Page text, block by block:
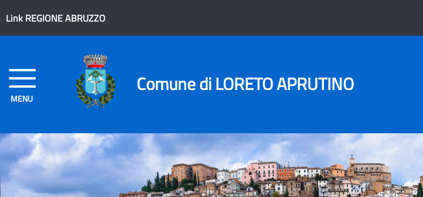
Link REGIONE ABRUZZO
MENU
Comune di LORETO APRUTINO